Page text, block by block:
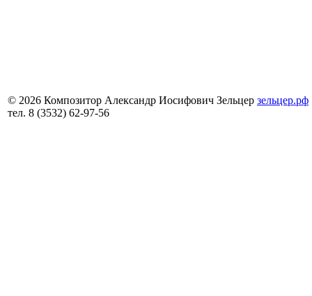
© 2026 Композитор Александр Иосифович Зельцер зельцер.рф
тел. 8 (3532) 62-97-56